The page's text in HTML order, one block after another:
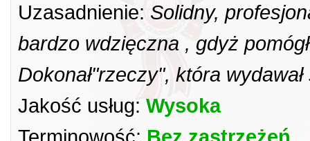
Uzasadnienie: Solidny,
bardzo wdzięczna , gdyż
Dokonał"rzeczy", która
Jakość usług: Wysoka